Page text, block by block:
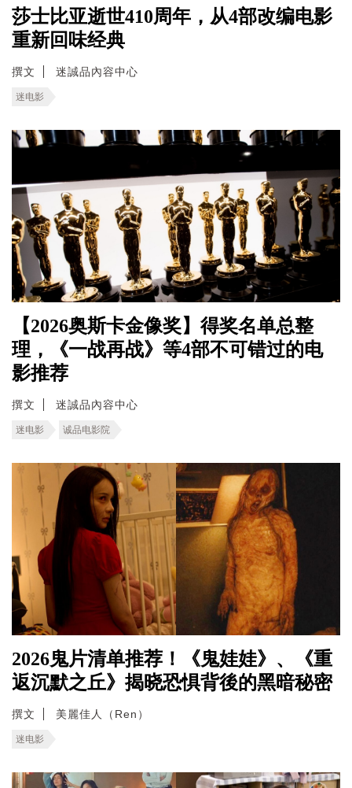
莎士比亚逝世410周年，从4部改编电影
重新回味经典
撰文 迷誠品內容中心
迷电影
【2026奥斯卡金像奖】得奖名单总整
理，《一战再战》等4部不可错过的电
影推荐
撰文 迷誠品內容中心
迷电影 诚品电影院
2026鬼片清单推荐！《鬼娃娃》、《重
返沉默之丘》揭晓恐惧背後的黑暗秘密
撰文 美麗佳人（Ren）
迷电影